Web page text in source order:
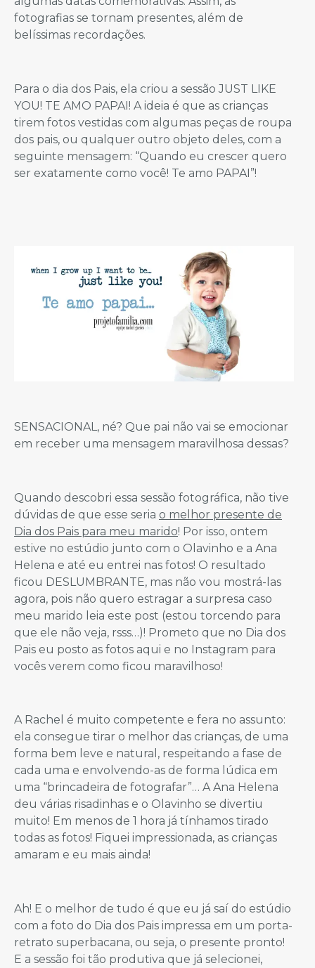
fotografias se tornam presentes, além de
belíssimas recordações.
Para o dia dos Pais, ela criou a sessão JUST LIKE
YOU! TE AMO PAPAI! A ideia é que as crianças
tirem fotos vestidas com algumas peças de roupa
dos pais, ou qualquer outro objeto deles, com a
seguinte mensagem: “Quando eu crescer quero
ser exatamente como você! Te amo PAPAI”!
SENSACIONAL, né? Que pai não vai se emocionar
em receber uma mensagem maravilhosa dessas?
Quando descobri essa sessão fotográfica, não tive
dúvidas de que esse seria o melhor presente de
Dia dos Pais para meu marido! Por isso, ontem
estive no estúdio junto com o Olavinho e a Ana
Helena e até eu entrei nas fotos! O resultado
ficou DESLUMBRANTE, mas não vou mostrá-las
agora, pois não quero estragar a surpresa caso
meu marido leia este post (estou torcendo para
que ele não veja, rsss…)! Prometo que no Dia dos
Pais eu posto as fotos aqui e no Instagram para
vocês verem como ficou maravilhoso!
A Rachel é muito competente e fera no assunto:
ela consegue tirar o melhor das crianças, de uma
forma bem leve e natural, respeitando a fase de
cada uma e envolvendo-as de forma lúdica em
uma “brincadeira de fotografar”… A Ana Helena
deu várias risadinhas e o Olavinho se divertiu
muito! Em menos de 1 hora já tínhamos tirado
todas as fotos! Fiquei impressionada, as crianças
amaram e eu mais ainda!
Ah! E o melhor de tudo é que eu já saí do estúdio
com a foto do Dia dos Pais impressa em um porta-
retrato superbacana, ou seja, o presente pronto!
E a sessão foi tão produtiva que já selecionei,